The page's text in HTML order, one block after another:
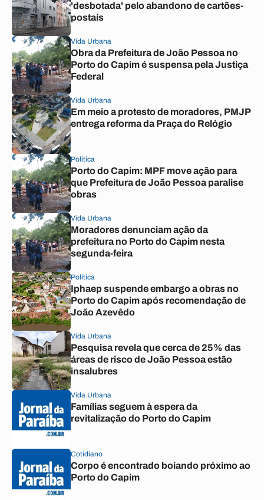
'desbotada' pelo abandono de cartões-
postais
Vida Urbana
Obra da Prefeitura de João Pessoa no
Porto do Capim é suspensa pela Justiça
Federal
Vida Urbana
Em meio a protesto de moradores, PMJP
entrega reforma da Praça do Relógio
Política
Porto do Capim: MPF move ação para
que Prefeitura de João Pessoa paralise
obras
Vida Urbana
Moradores denunciam ação da
prefeitura no Porto do Capim nesta
segunda-feira
Política
Iphaep suspende embargo a obras no
Porto do Capim após recomendação de
João Azevêdo
Vida Urbana
Pesquisa revela que cerca de 25% das
áreas de risco de João Pessoa estão
insalubres
Vida Urbana
Famílias seguem à espera da
revitalização do Porto do Capim
Cotidiano
Corpo é encontrado boiando próximo ao
Porto do Capim